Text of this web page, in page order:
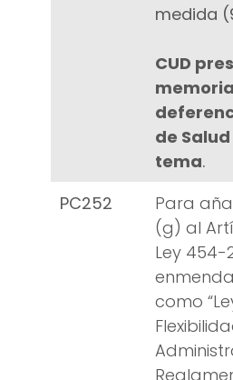
medida
CUD
de
tema.
PC252
Para
(g) al
Ley 454-
como